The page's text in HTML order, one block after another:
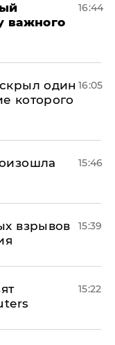
важного
16:44
один
которого
16:05
15:46
взрывов
15:39
15:22